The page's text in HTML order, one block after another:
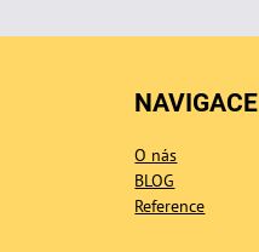
NAVIGACE
O nás
BLOG
Reference